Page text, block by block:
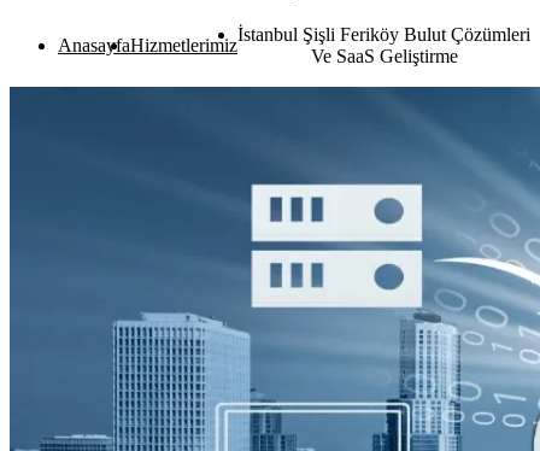
AnasayfaHizmetlerimiz
İstanbul Şişli Feriköy Bulut Çözümleri
Ve SaaS Geliştirme